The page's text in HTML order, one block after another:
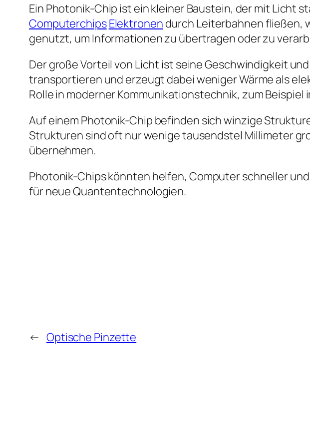
Ein Photonik-Chip ist ein kleiner Baustein, der mit Licht
ComputerchipsElektronen durch Leiterbahnen fließen,
genutzt, um Informationen zu übertragen oder zu
Der große Vorteil von Licht ist seine Geschwindigkeit
transportieren und erzeugt dabei weniger Wärme als
Rolle in moderner Kommunikationstechnik, zum
Auf einem Photonik-Chip befinden sich winzige
Strukturen sind oft nur wenige tausendstel Millimeter
übernehmen.
Photonik-Chips könnten helfen, Computer schneller
für neue Quantentechnologien.
← Optische Pinzette